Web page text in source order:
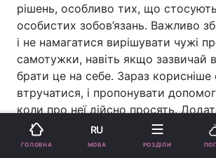
рішень, особливо тих, що
особистих зобов’язань. Важливо
і не намагатися вирішувати чужі
самотужки, навіть якщо зазвичай
брати це на себе. Зараз корисніше
втручатися, і пропонувати
коли про неї дійсно просять.
власного відпочинку та
зберегти внутрішній баланс.
ГОЛОВНА
RU
МОВА РОЗДІЛИ